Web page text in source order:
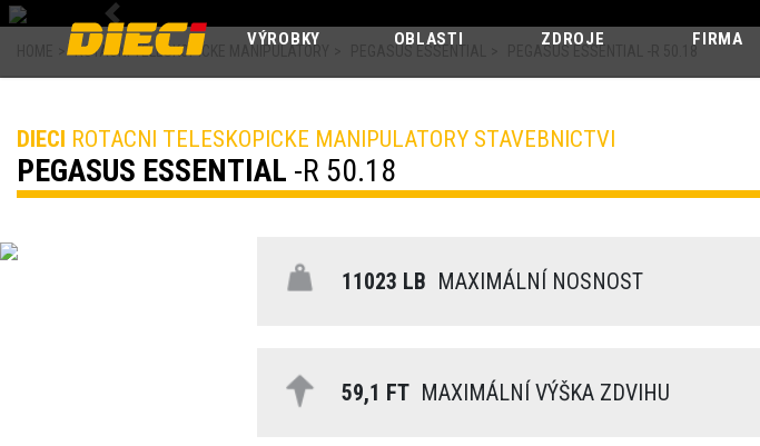
VÝROBKY OBLASTI ZDROJE FIRMA
Previous
ROTACNI TELESKOPICKE MANIPULATORY
DIECI ROTACNI TELESKOPICKE MANIPULATORY STAVEBNICTVI
PEGASUS ESSENTIAL -R 50.18
11023 LB MAXIMÁLNÍ NOSNOST
59,1 FTMAXIMÁLNÍ VÝŠKA ZDVIHU